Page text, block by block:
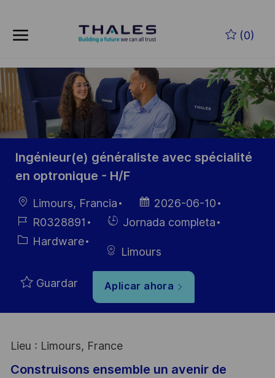
(0)
-
Ingénieur(e) généraliste avec spécialité
en optronique - H/F
Ubicación
Limours, Francia
Fecha de
publicación
2026-06-10
ID de
empleo
R0328891
HiringJornada completa
Categoría
Hardware
Limours
Guardar Aplicar ahora
Lieu : Limours, France
Construisons ensemble un avenir de